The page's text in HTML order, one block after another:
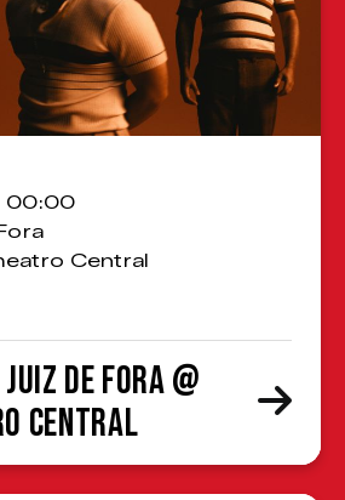
00:00
Central
de Fora @
Central